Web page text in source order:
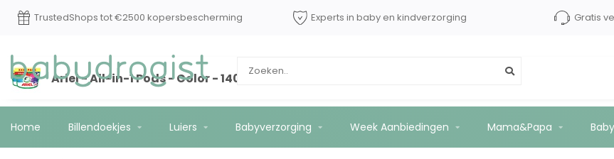
Op werkdagen voor 15:00 besteld? Vandaag
verzonden!* TrustedShops tot €2500 kopersbescherming Experts in
Home Billendoekjes Luiers Babyverzorging Week Aanbiedingen Mama&Papa
Ariel - All-in-1 Pods - Color - 140 stuks